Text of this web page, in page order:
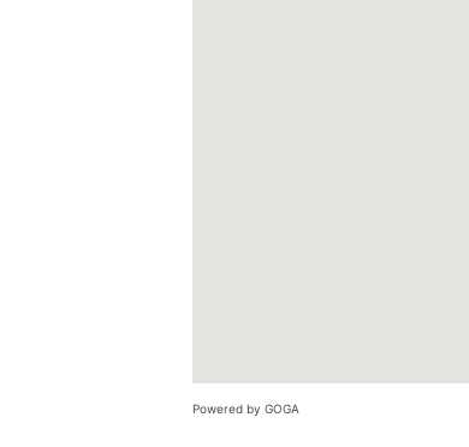
Powered by GOGA